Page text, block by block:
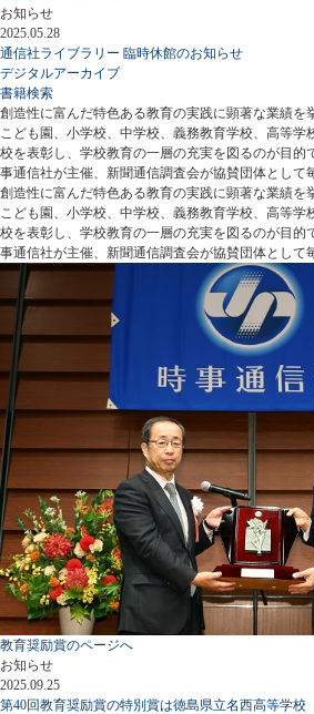
お知らせ
2025.05.28
通信社ライブラリー 臨時休館のお知らせ
デジタルアーカイブ
書籍検索
創造性に富んだ特色ある教育の実践に顕著な業績を
こども園、小学校、中学校、義務教育学校、高等
校を表彰し、学校教育の一層の充実を図るのが目的
事通信社が主催、新聞通信調査会が協賛団体として
創造性に富んだ特色ある教育の実践に顕著な業績を
こども園、小学校、中学校、義務教育学校、高等
校を表彰し、学校教育の一層の充実を図るのが目的
事通信社が主催、新聞通信調査会が協賛団体として
教育奨励賞のページへ
お知らせ
2025.09.25
第40回教育奨励賞の特別賞は徳島県立名西高等学校